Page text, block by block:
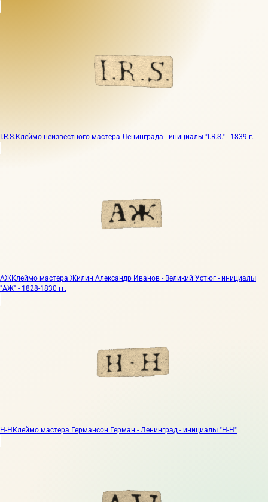
I.R.S.Клеймо неизвестного мастера Ленинграда - инициалы "I.R.S." - 1839 г.
АЖКлеймо мастера Жилин Александр Иванов - Великий Устюг - инициалы
"АЖ" - 1828-1830 гг.
H-HКлеймо мастера Германсон Герман - Ленинград - инициалы "H-H"